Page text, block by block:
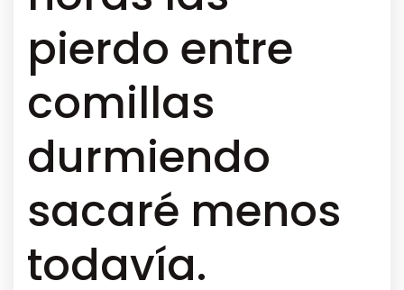
pierdo entre
comillas
durmiendo
sacaré menos
todavía.